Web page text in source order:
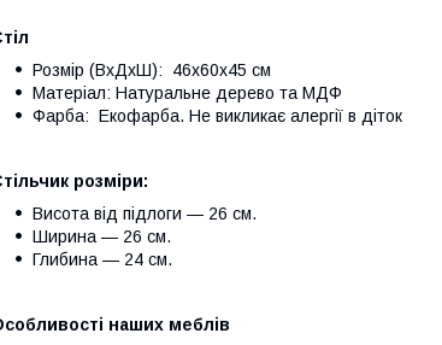
Розмір (ВхДхШ): 46х60х45 см
Матеріал: Натуральне дерево та МДФ
Фарба: Екофарба. Не викликає алергії в діток
розміри:
Висота від підлоги — 26 см.
Ширина — 26 см.
Глибина — 24 см.
наших меблів